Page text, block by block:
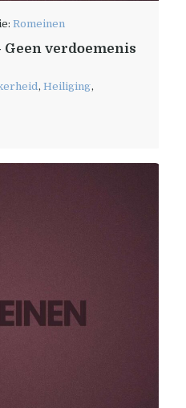
Romeinen
Geen verdoemenis
,Heiliging,